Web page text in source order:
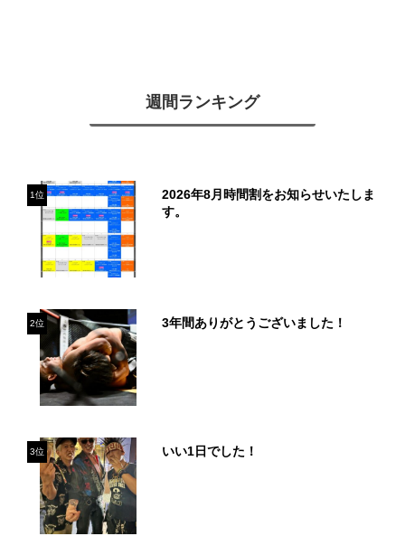
週間ランキング
1位
2026年8月時間割をお知らせいたしま
す。
2位 3年間ありがとうございました！
3位 いい1日でした！